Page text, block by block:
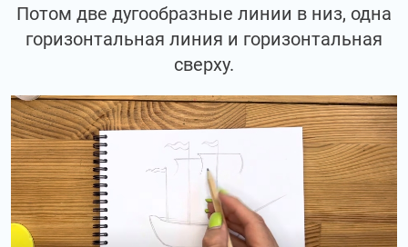
Потом две дугообразные линии в низ, одна
горизонтальная линия и горизонтальная
сверху.